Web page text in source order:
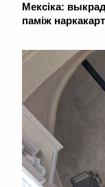
Мексіка:
паміж